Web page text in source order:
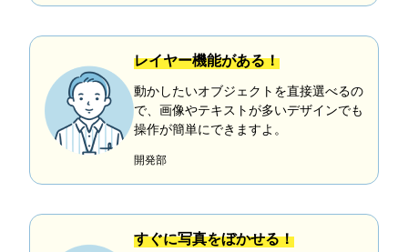
レイヤー機能がある！
動かしたいオブジェクトを直接選べるの
で、画像やテキストが多いデザインでも
操作が簡単にできますよ。
開発部
すぐに写真をぼかせる！